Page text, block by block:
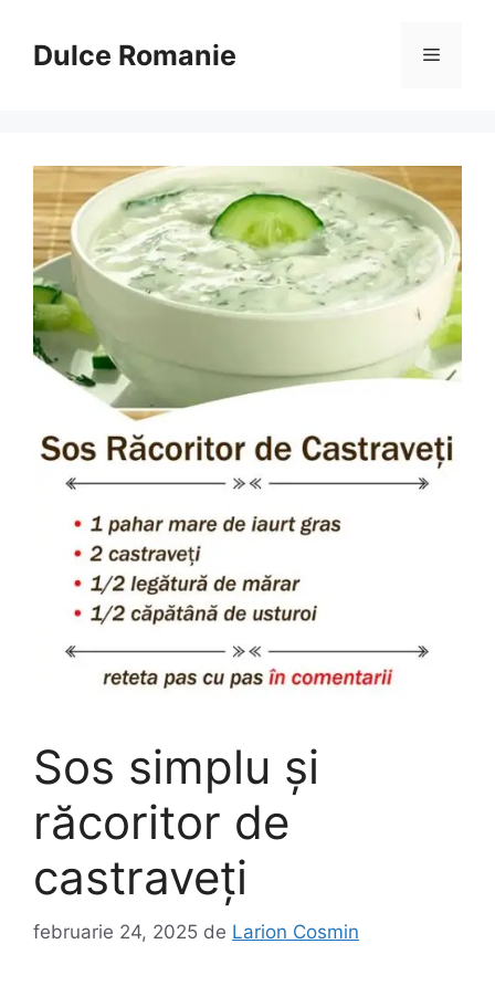
conținutDulce Romanie Meniu
Sos simplu și
răcoritor de
castraveți
februarie 24, 2025 de Larion Cosmin